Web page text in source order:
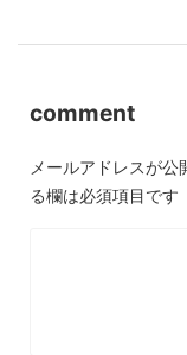
comment
メールアドレスが公
る欄は必須項目です